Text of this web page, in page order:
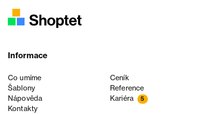
Informace
Co umíme
Ceník
Šablony
Reference
Nápověda
Kariéra 5
Kontakty